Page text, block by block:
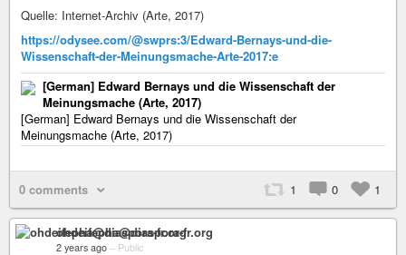
Quelle: Internet-Archiv (Arte, 2017)
https://odysee.com/@swprs:3/Edward-Bernays-und-die-
Wissenschaft-der-Meinungsmache-Arte-2017:e
[German] Edward Bernays und die Wissen­schaft der
Meinungs­mache (Arte, 2017)
[German] Edward Bernays und die Wissenschaft der
Meinungsmache (Arte, 2017)
0 comments 1 0 1
ohdeifepha@diaspora-fr.org
2 years ago – Public